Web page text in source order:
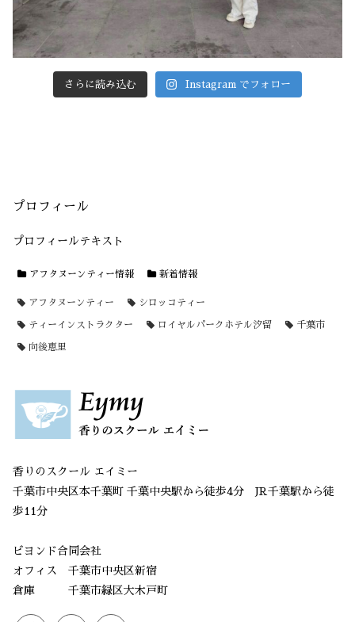
さらに読み込む Instagram でフォロー
プロフィール
プロフィールテキスト
アフタヌーンティー情報 新着情報
アフタヌーンティー シロッコティー
ティーインストラクター ロイヤルパークホテル汐留 千葉市
向後恵里
香りのスクール エイミー
千葉市中央区本千葉町 千葉中央駅から徒歩4分 JR千葉駅から徒
歩11分
ビヨンド合同会社
オフィス 千葉市中央区新宿
倉庫 千葉市緑区大木戸町